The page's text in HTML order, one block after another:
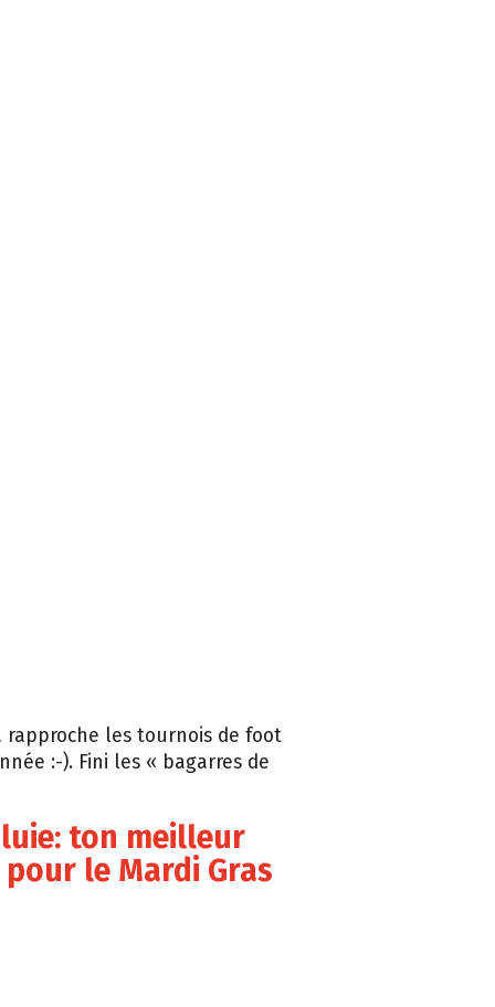
rapproche les tournois de foot
:-). Fini les « bagarres de
ton meilleur
le Mardi Gras